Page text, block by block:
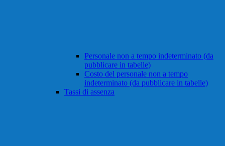
Personale non a tempo indeterminato (da
pubblicare in tabelle)
Costo del personale non a tempo
indeterminato (da pubblicare in tabelle)
Tassi di assenza